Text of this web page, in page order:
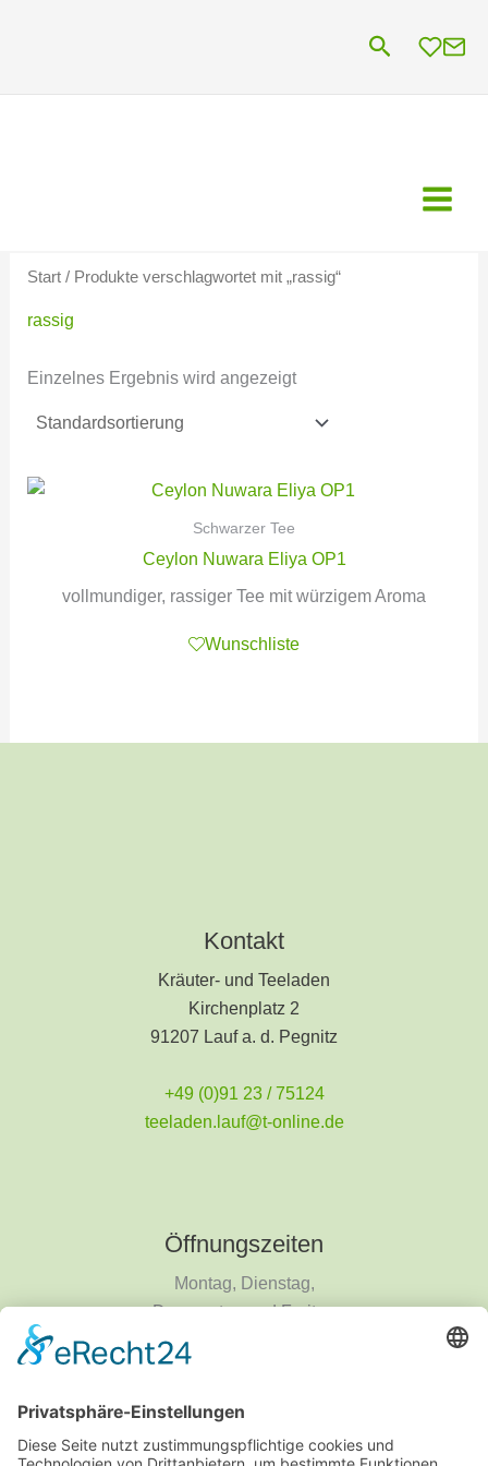
Suchen
Start/ Produkte verschlagwortet mit „rassig“
rassig
Einzelnes Ergebnis wird angezeigt
Schwarzer Tee
Ceylon Nuwara Eliya OP1
vollmundiger, rassiger Tee mit würzigem Aroma
Wunschliste
Kontakt
Kräuter- und Teeladen
Kirchenplatz 2
91207 Lauf a. d. Pegnitz
+49 (0)91 23 / 75124
teeladen.lauf@t-online.de
Öffnungszeiten
Montag, Dienstag,
Donnerstag und Freitag
9 - 14 Uhr